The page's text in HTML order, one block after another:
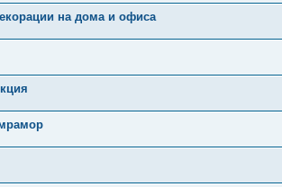
на дома и офиса